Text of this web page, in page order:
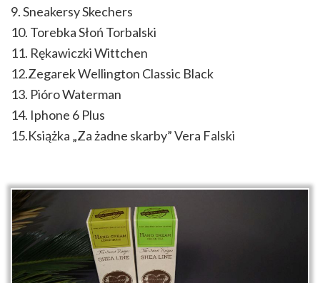
9. Sneakersy Skechers
10. Torebka Słoń Torbalski
11. Rękawiczki Wittchen
12.Zegarek Wellington Classic Black
13. Pióro Waterman
14. Iphone 6 Plus
15.Książka „Za żadne skarby” Vera Falski